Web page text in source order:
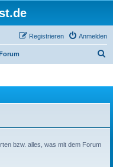
Anmelden
Registrieren
bzw. alles, was mit dem Forum